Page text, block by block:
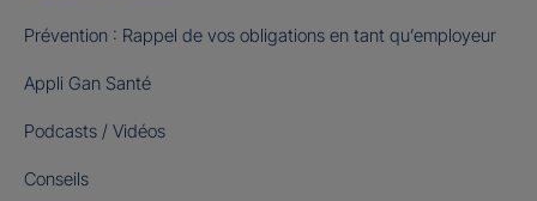
Prévention : Rappel de vos obligations en tant qu’employeur
Appli Gan Santé
Podcasts / Vidéos
Conseils